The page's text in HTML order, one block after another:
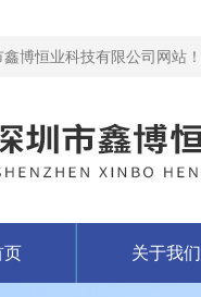
博恒业科技有限公司网站！
页 关于我们